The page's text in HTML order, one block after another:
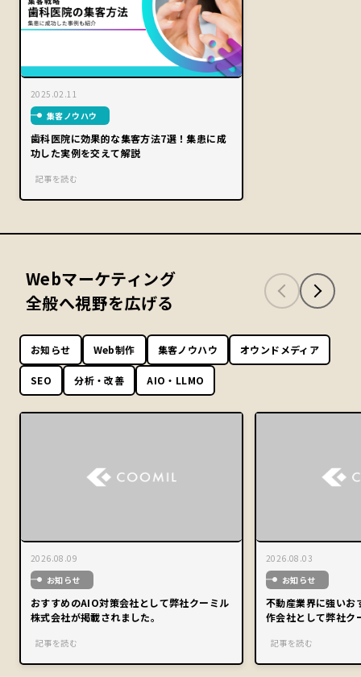
2025.02.11
集客ノウハウ
歯科医院に効果的な集客方法7選！集患に成
功した実例を交えて解説
記事を読む
Webマーケティング
全般へ視野を広げる
お知らせ Web制作 集客ノウハウ オウンドメディア
SEO 分析・改善 AIO・LLMO
2026.08.09
お知らせ
おすすめのAIO対策会社として弊社クーミル
株式会社が掲載されました。
記事を読む
2026.08.03
お知らせ
不動産業界に強いお
作会社として弊社ク
記事を読む